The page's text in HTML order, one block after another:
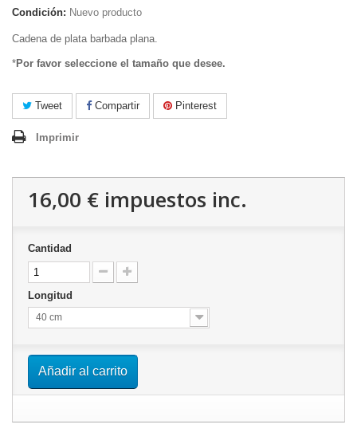
Condición: Nuevo producto
Cadena de plata barbada plana.
*Por favor seleccione el tamaño que desee.
Tweet Compartir Pinterest
Imprimir
16,00 € impuestos inc.
Cantidad
Longitud
40 cm
Añadir al carrito